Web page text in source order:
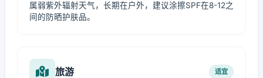
属弱紫外辐射天气，长期在户外，建议涂擦SPF在8-12之
间的防晒护肤品。
旅游 适宜